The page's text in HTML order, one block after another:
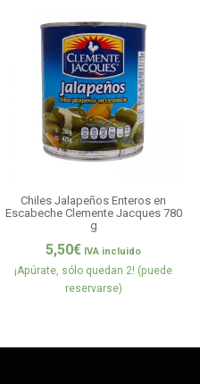
Chiles Jalapeños Enteros en
Escabeche Clemente Jacques 780
g
5,50€ IVA incluido
¡Apúrate, sólo quedan 2! (puede
reservarse)